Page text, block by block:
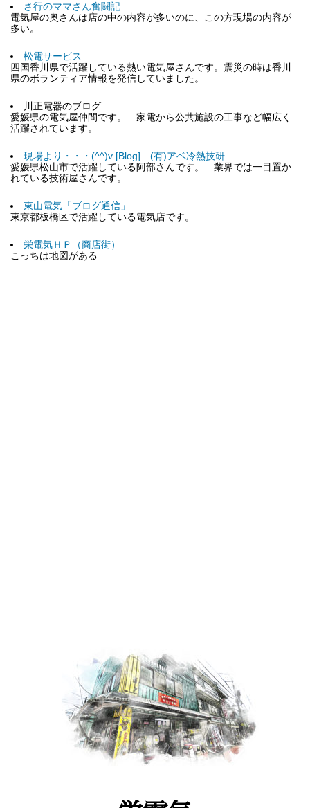
さ行のママさん奮闘記
電気屋の奥さんは店の中の内容が多いのに、この方現場の内容が
多い。
松電サービス
四国香川県で活躍している熱い電気屋さんです。震災の時は香川
県のボランティア情報を発信していました。
川正電器のブログ
愛媛県の電気屋仲間です。 家電から公共施設の工事など幅広く
活躍されています。
現場より・・・(^^)v [Blog] (有)アベ冷熱技研
愛媛県松山市で活躍している阿部さんです。 業界では一目置か
れている技術屋さんです。
東山電気「ブログ通信」
東京都板橋区で活躍している電気店です。
栄電気ＨＰ（商店街）
こっちは地図がある